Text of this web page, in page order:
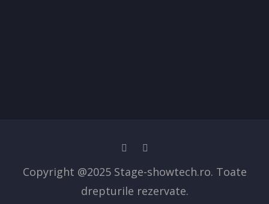
Copyright @2025 Stage-showtech.ro. Toate
drepturile rezervate.